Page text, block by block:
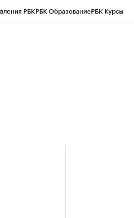
РБКРБК ОбразованиеРБК Курсы